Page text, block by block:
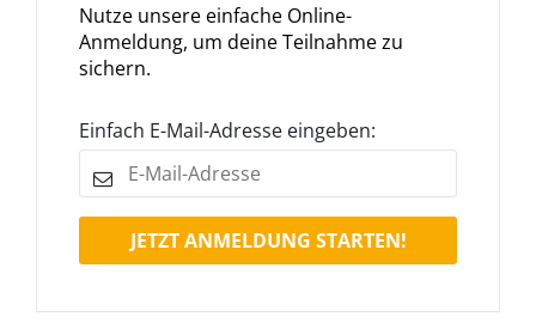
Nutze unsere einfache Online-
Anmeldung, um deine Teilnahme zu
sichern.
Einfach E-Mail-Adresse eingeben:
JETZT ANMELDUNG STARTEN!